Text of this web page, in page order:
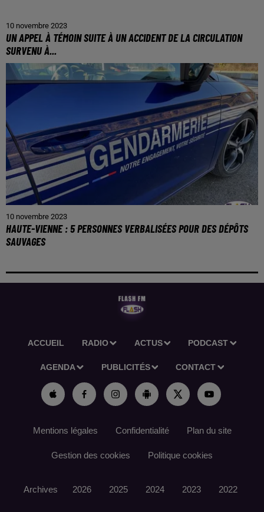
10 novembre 2023
UN APPEL À TÉMOIN SUITE À UN ACCIDENT DE LA CIRCULATION
SURVENU À...
10 novembre 2023
HAUTE-VIENNE : 5 PERSONNES VERBALISÉES POUR DES DÉPÔTS
SAUVAGES
ACCUEIL RADIO ACTUS PODCAST
AGENDA PUBLICITÉS CONTACT
Mentions légales Confidentialité Plan du site
Gestion des cookies Politique cookies
Archives 2026 2025 2024 2023 2022